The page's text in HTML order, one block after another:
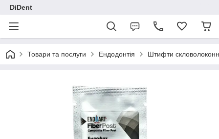
DiDent
Товари та послуги Ендодонтія Штифти